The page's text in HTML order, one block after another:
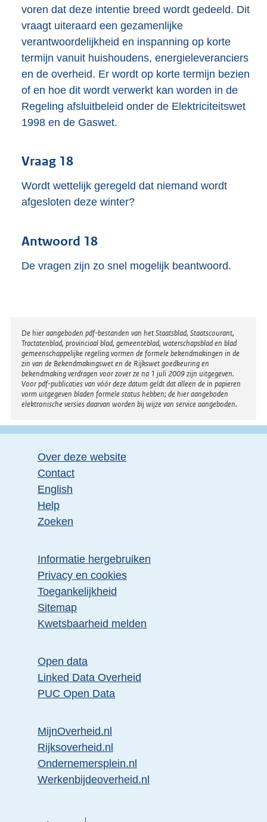
voren dat deze intentie breed wordt gedeeld. Dit
vraagt uiteraard een gezamenlijke
verantwoordelijkheid en inspanning op korte
termijn vanuit huishoudens, energieleveranciers
en de overheid. Er wordt op korte termijn bezien
of en hoe dit wordt verwerkt kan worden in de
Regeling afsluitbeleid onder de Elektriciteitswet
1998 en de Gaswet.
Vraag 18
Wordt wettelijk geregeld dat niemand wordt
afgesloten deze winter?
Antwoord 18
De vragen zijn zo snel mogelijk beantwoord.
Disclaimer
De hier aangeboden pdf-bestanden van het Staatsblad, Staatscourant,
Tractatenblad, provinciaal blad, gemeenteblad, waterschapsblad en blad
gemeenschappelijke regeling vormen de formele bekendmakingen in de
zin van de Bekendmakingswet en de Rijkswet goedkeuring en
bekendmaking verdragen voor zover ze na 1 juli 2009 zijn uitgegeven.
Voor pdf-publicaties van vóór deze datum geldt dat alleen de in papieren
vorm uitgegeven bladen formele status hebben; de hier aangeboden
elektronische versies daarvan worden bij wijze van service aangeboden.
Over deze website
Contact
English
Help
Zoeken
Informatie hergebruiken
Privacy en cookies
Toegankelijkheid
Sitemap
Kwetsbaarheid melden
Open data
Linked Data Overheid
PUC Open Data
MijnOverheid.nl
Rijksoverheid.nl
Ondernemersplein.nl
Werkenbijdeoverheid.nl